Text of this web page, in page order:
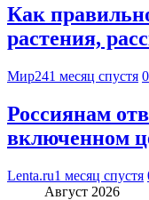
Как
растения,
Мир241 месяц спустя 0
Россиянам
включенном
Lenta.ru1 месяц спустя
Август 2026